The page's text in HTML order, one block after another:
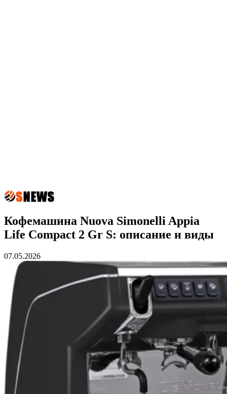
Кофемашина Nuova Simonelli Appia
Life Compact 2 Gr S: описание и виды
07.05.2026